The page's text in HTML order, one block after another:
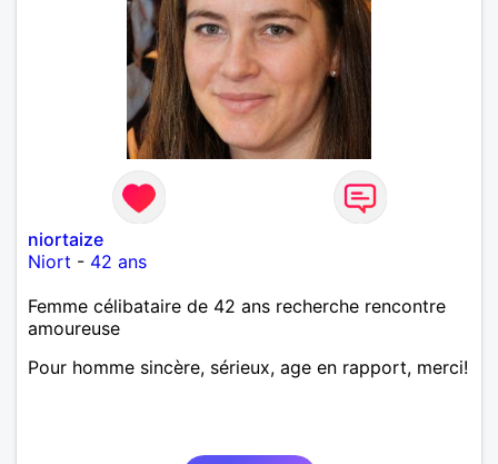
niortaize
Niort - 42 ans
Femme célibataire de 42 ans recherche rencontre
amoureuse
Pour homme sincère, sérieux, age en rapport, merci!